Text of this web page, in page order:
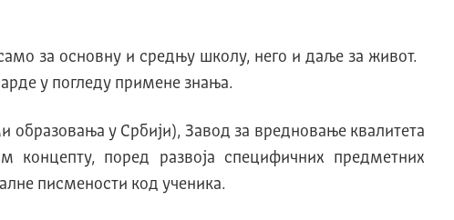
за основну и средњу школу, него и даље за живот.
у погледу примене знања.
у Србији), Завод за вредновање квалитета
концепту, поред развоја специфичних предметних
писмености код ученика.